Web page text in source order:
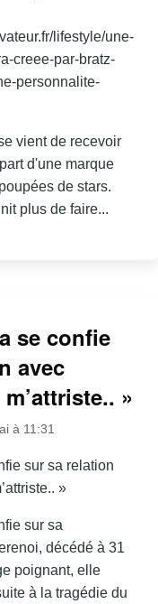
lifestyle/une-
creee-par-bratz-
personnalite-
vient de recevoir
d'une marque
de stars.
plus de faire...
se confie
avec
»
à 11:31
sur sa relation
»
sur sa
décédé à 31
poignant, elle
à la tragédie du